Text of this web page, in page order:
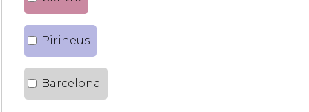
Pirineus
Barcelona